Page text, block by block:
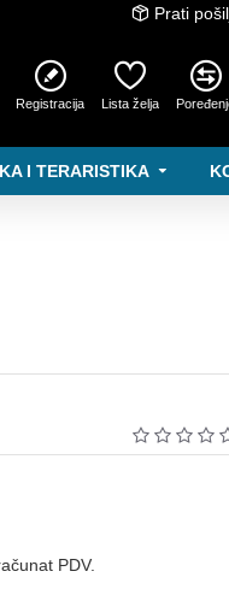
Prati
Registracija Lista želja
I TERARISTIKA
PDV.